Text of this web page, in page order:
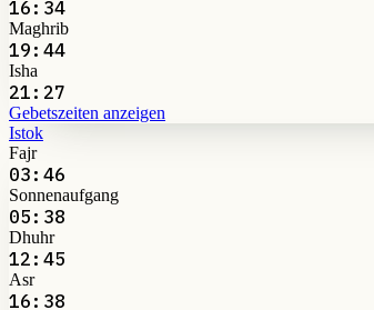
16:34
Maghrib
19:44
Isha
21:27
Gebetszeiten anzeigen
Istok
Fajr
03:46
Sonnenaufgang
05:38
Dhuhr
12:45
Asr
16:38